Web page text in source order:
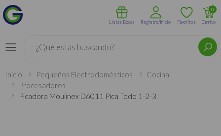
Menú
Listas Bodas Registro/Inicio Favoritos Carrito
0
Inicio Pequeños Electrodomésticos
Cocina
Procesadores
Picadora Moulinex D6011 Pica Todo 1-2-3